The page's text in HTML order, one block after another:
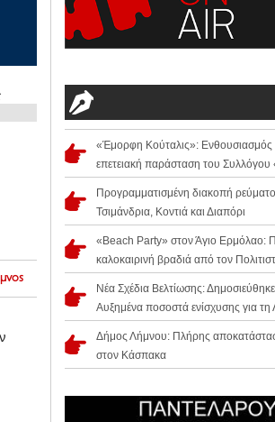
«Έμορφη Κούταλις»: Ενθουσιασμός
επετειακή παράσταση του
Προγραμματισμένη διακοπή
Τσιμάνδρια, Κοντιά και Διαπόρι
«Beach Party» στον Άγιο Ερμόλαο:
καλοκαιρινή βραδιά από τον
Νέα Σχέδια Βελτίωσης:
Αυξημένα ποσοστά ενίσχυσης για τη
Δήμος Λήμνου: Πλήρης
στον Κάσπακα